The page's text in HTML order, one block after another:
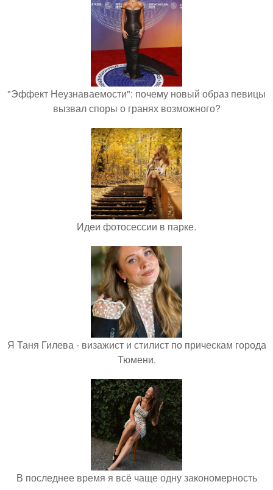
"Эффект Неузнаваемости": почему новый образ певицы
вызвал споры о гранях возможного?
Идеи фотосессии в парке.
Я Таня Гилева - визажист и стилист по прическам города
Тюмени.
В последнее время я всё чаще одну закономерность